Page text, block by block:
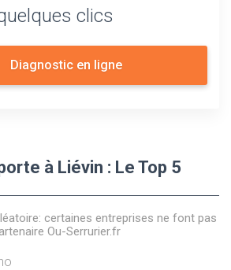
clics
Diagnostic en ligne
à Liévin : Le Top 5
certaines entreprises ne font pas
Ou-Serrurier.fr